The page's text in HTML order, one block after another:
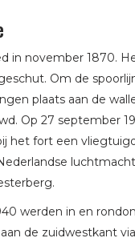
in november 1870.
Om de
plaats aan de
Op 27 september
het fort een
werden in en
de zuidwestkant